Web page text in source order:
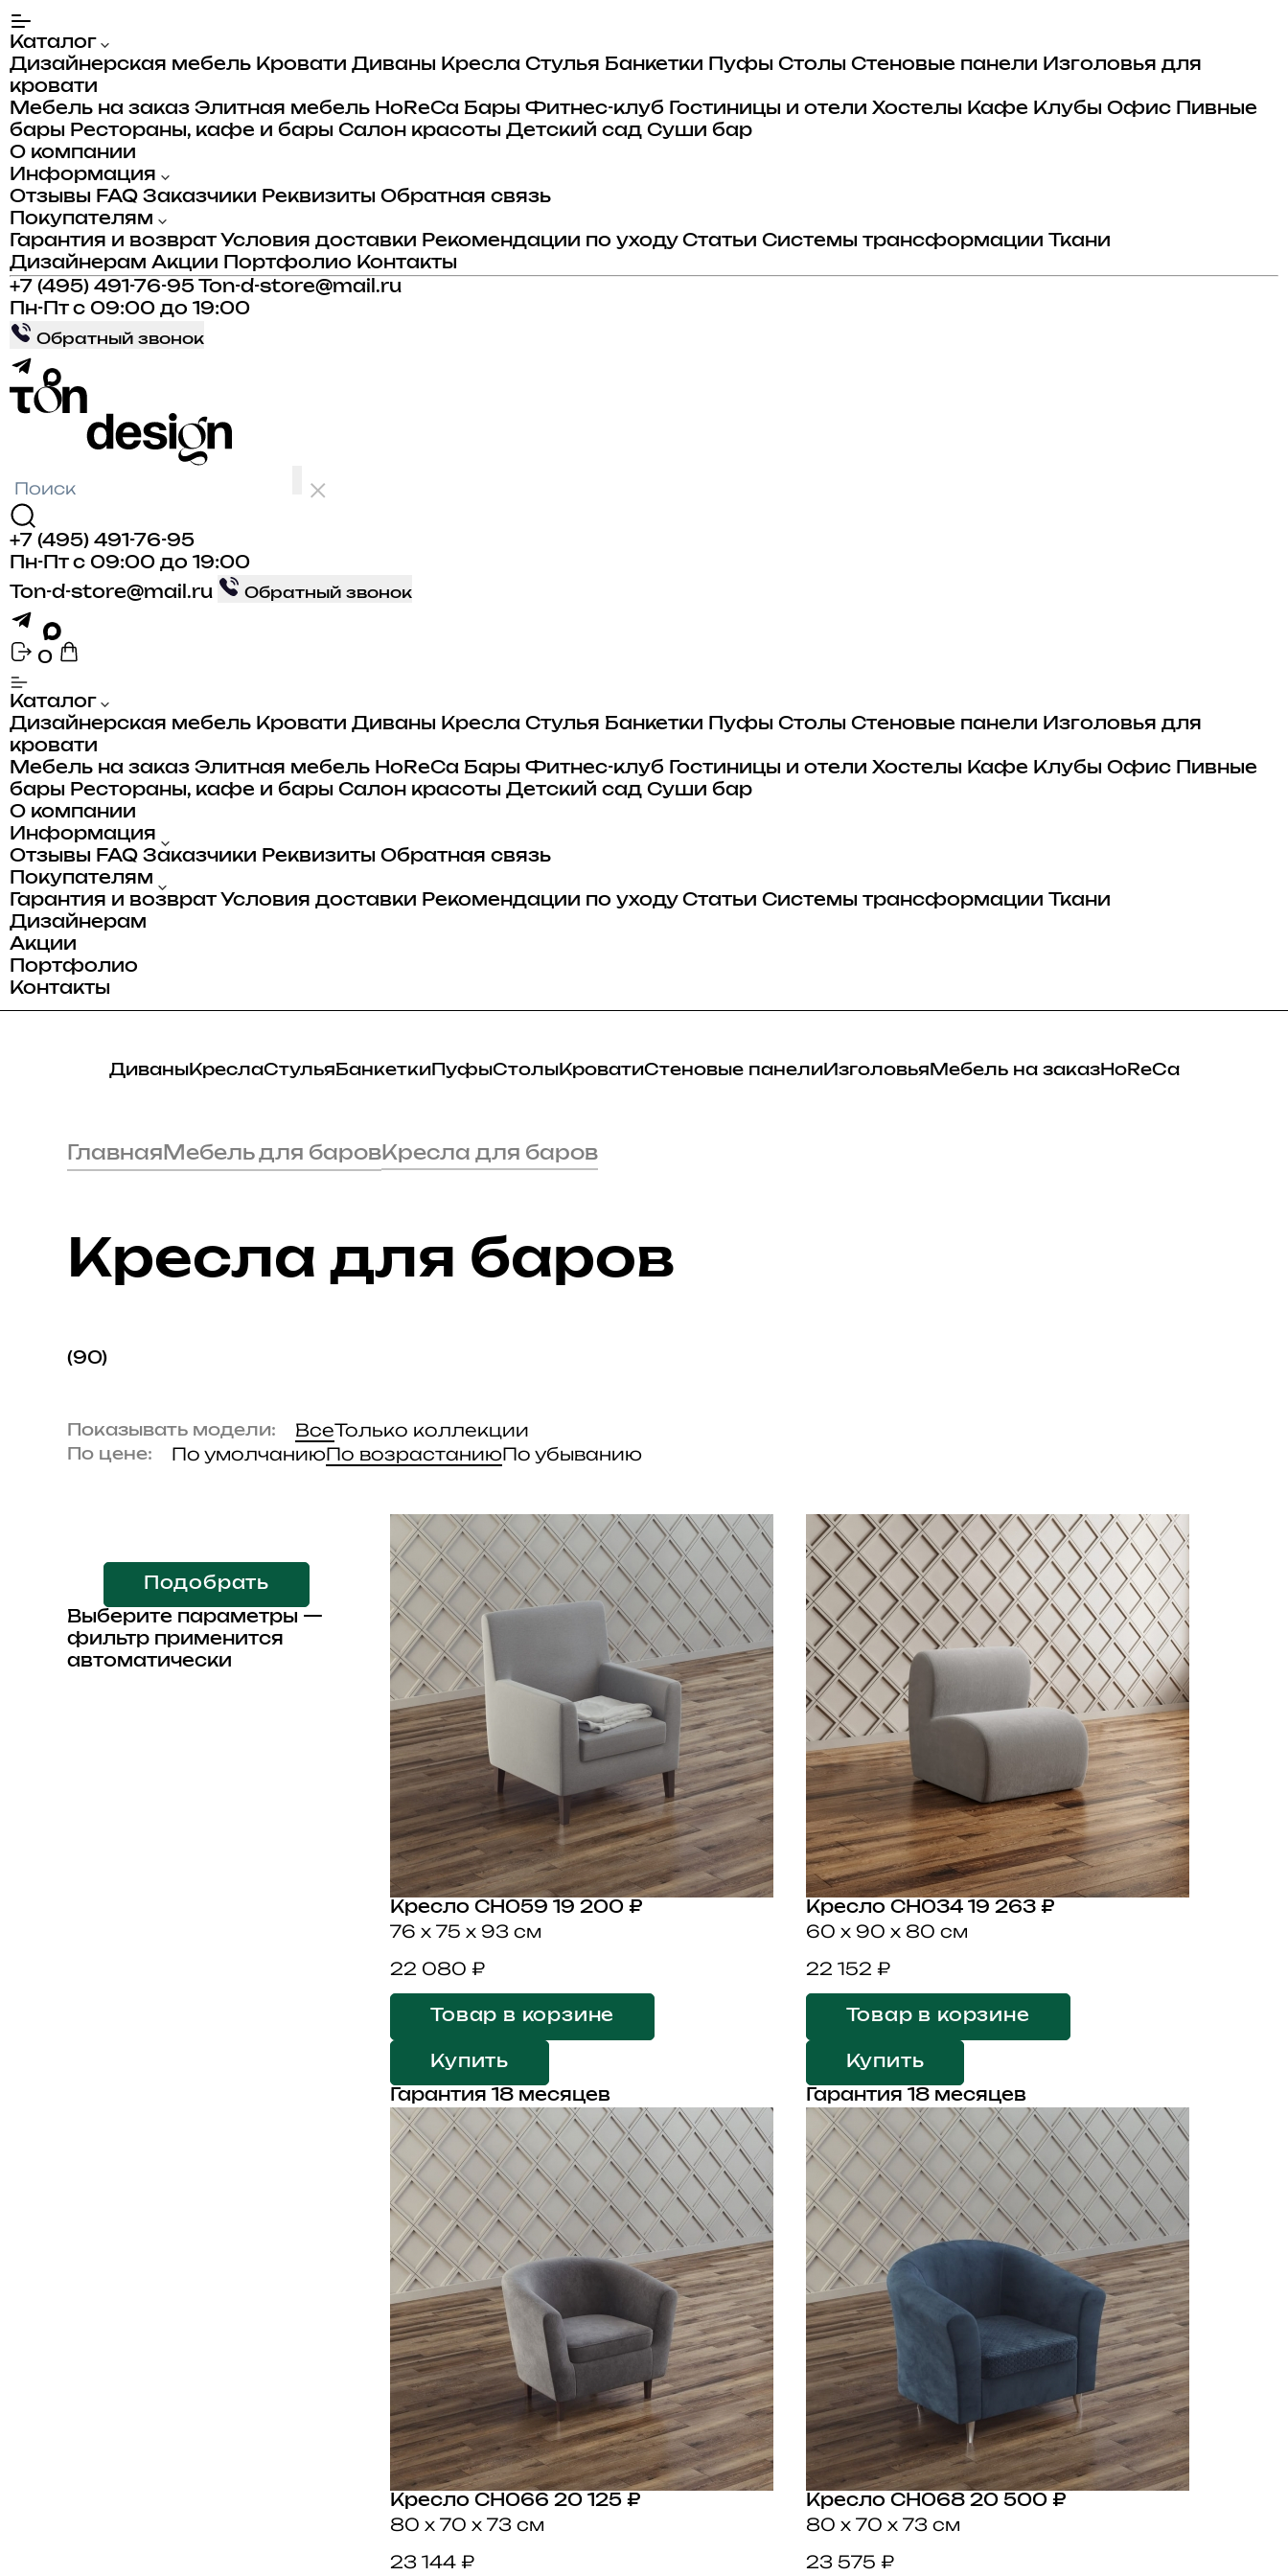
Каталог
Дизайнерская мебель Кровати Диваны Кресла Стулья Банкетки Пуфы Столы Стеновые панели Изголовья для
кровати
Мебель на заказ Элитная мебель HoReCa Бары Фитнес-клуб Гостиницы и отели Хостелы Кафе Клубы Офис
Пивные
бары Рестораны, кафе и бары Салон красоты Детский сад Суши бар
О компании
Информация
Отзывы FAQ Заказчики Реквизиты Обратная связь
Покупателям
Гарантия и возврат Условия доставки Рекомендации по уходу Статьи Системы трансформации
Ткани
Дизайнерам Акции Портфолио Контакты
+7 (495) 491-76-95
Ton-d-store@mail.ru
Пн-Пт с 09:00 до 19:00
Обратный звонок
+7 (495) 491-76-95
Пн-Пт с 09:00 до 19:00
Ton-d-store@mail.ru
Обратный звонок
0
Каталог
Дизайнерская мебель Кровати Диваны Кресла Стулья Банкетки Пуфы Столы Стеновые панели Изголовья для
кровати
Мебель на заказ Элитная мебель HoReCa Бары Фитнес-клуб Гостиницы и отели Хостелы Кафе Клубы Офис
Пивные
бары Рестораны, кафе и бары Салон красоты Детский сад Суши бар
О компании
Информация
Отзывы FAQ Заказчики Реквизиты Обратная связь
Покупателям
Гарантия и возврат Условия доставки Рекомендации по уходу Статьи Системы трансформации
Ткани
Дизайнерам
Акции
Портфолио
Контакты
ДиваныКреслаСтульяБанкеткиПуфыСтолыКроватиСтеновые панелиИзголовья Мебель на заказHoReCa
Главная Мебель для баров Кресла для баров
Кресла для баров
(90)
Подобрать
Выберите параметры —
фильтр применится
автоматически
Показывать модели: ВсеТолько коллекции
По цене: По умолчаниюПо возрастаниюПо убыванию
Кресло CH059 19 200 ₽
76 x 75 x 93 см
22 080 ₽
Товар в корзине
Купить
Гарантия 18 месяцев
Кресло CH034 19 263 ₽
60 x 90 x 80 см
22 152 ₽
Товар в корзине
Купить
Гарантия 18 месяцев
Кресло CH066 20 125 ₽
80 x 70 x 73 см
23 144 ₽
Кресло CH068 20 500 ₽
80 x 70 x 73 см
23 575 ₽